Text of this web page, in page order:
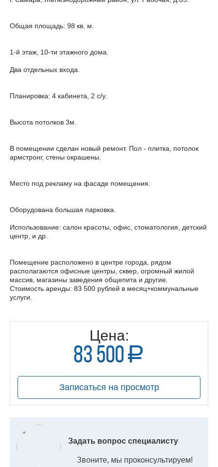
Общая площадь: 98 кв. м.
1-й этаж, 10-ти этажного дома.
Два отдельных входа.
Планировка: 4 кабинета, 2 с/у.
Высота потолков 3м.
В помещении сделан новый ремонт. Пол - плитка, потолок
армстронг, стены окрашены.
Место под рекламу на фасаде помещения.
Оборудована большая парковка.
Использование: салон красоты, офис, стоматология, детский
центр, и др.
Помещение расположено в центре города, рядом
располагаются офисные центры, сквер, огромный жилой
массив, магазины заведения общепита и другие.
Стоимость аренды: 83 500 рублей в месяц+коммунальные
услуги.
Цена:
83 500 a
руб.
Записаться на просмотр
Задать вопрос специалисту
Звоните, мы проконсультируем!